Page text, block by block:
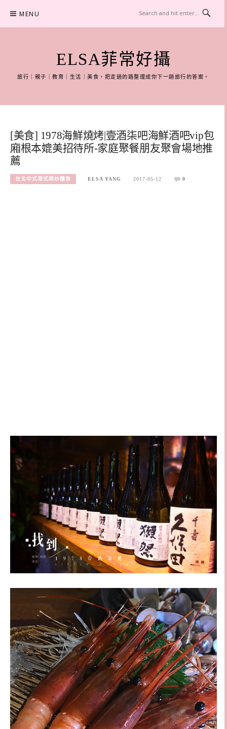
content
MENU
ELSA菲常好攝
旅行｜親子｜教育｜生活｜美食，把走過的路整理成你下一趟旅行的答案。
[美食] 1978海鮮燒烤|壹酒柒吧海鮮酒吧vip包
廂根本媲美招待所-家庭聚餐朋友聚會場地推
薦
台北中式港式熱炒麵食 ELSA YANG 2017-05-12 0